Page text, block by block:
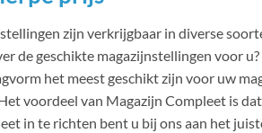
zijn verkrijgbaar in diverse
de geschikte magazijnstellingen voor
het meest geschikt zijn voor uw
voordeel van Magazijn Compleet is
in te richten bent u bij ons aan het